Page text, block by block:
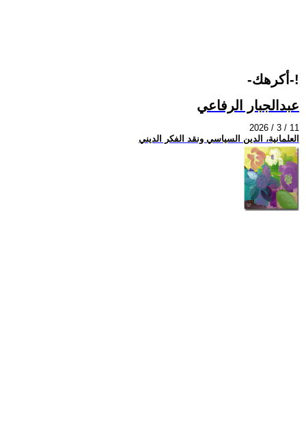
-أكرهك-!
عبدالجبار الرفاعي
2026 / 3 / 11
العلمانية، الدين السياسي ونقد الفكر الديني